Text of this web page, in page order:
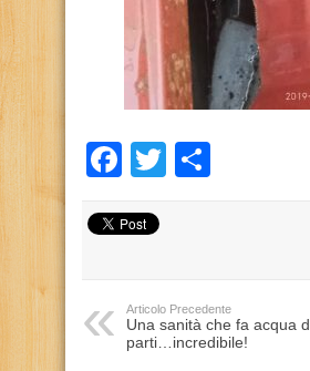
Facebook
Twitter
Articolo Precedente
Una sanità che fa acqua
parti…incredibile!